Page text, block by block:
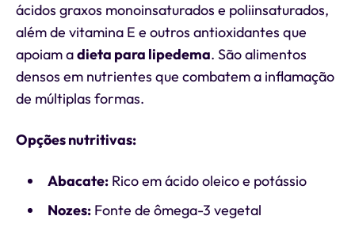
ácidos graxos monoinsaturados e poliinsaturados,
além de vitamina E e outros antioxidantes que
apoiam adieta para lipedema. São alimentos
densos em nutrientes que combatem a inflamação
de múltiplas formas.
Opções nutritivas:
Abacate:Rico em ácido oleico e potássio
Nozes:Fonte de ômega-3 vegetal